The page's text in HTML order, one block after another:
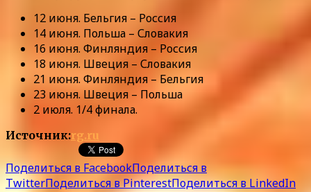
12 июня. Бельгия – Россия
14 июня. Польша – Словакия
16 июня. Финляндия – Россия
18 июня. Швеция – Словакия
21 июня. Финляндия – Бельгия
23 июня. Швеция – Польша
2 июля. 1/4 финала.
Источник:rg.ru
Поделиться в FacebookПоделиться в
TwitterПоделиться в PinterestПоделиться в LinkedIn